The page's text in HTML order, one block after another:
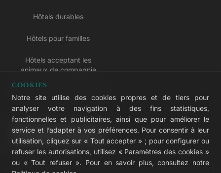
Hôtels durables
Hôtels pour familles
Hôtels acceptant les
animaux de compagnie
Hôtels tout compris
LIVVO Plus
COOKIES
Notre site utilise des cookies propres et de tiers pour
analyser votre navigation à des fins statistiques,
fonctionnelles et publicitaires, ainsi que pour améliorer le
service et l’adapter à vos préférences. Pour consentir à leur
utilisation, cliquez sur « Tout accepter » ; pour configurer ou
refuser les autorisations, utilisez « Paramètres des cookies »
ou « Tout refuser ». Pour en savoir plus, consultez notre